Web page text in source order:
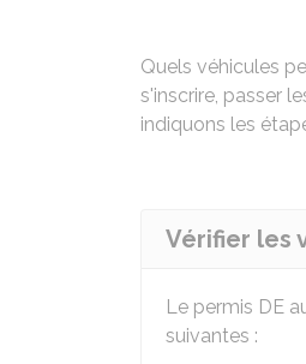
Quels véhicules
s'inscrire, passer
indiquons les
Vérifier les
Le permis DE
suivantes :